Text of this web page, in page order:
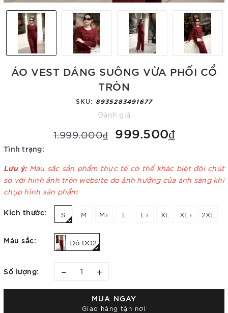
ÁO VEST DÁNG SUÔNG VỪA PHỐI CỔ
TRÒN
SKU: 8935283491677
Đánh giá
1.999.000₫ 999.500₫
Tình trạng:
Lưu ý: Màu sắc sản phẩm thực tế có thể khác biệt đôi chút
so với hình ảnh trên website do ảnh hưởng của ánh sáng khi
chụp hình sản phẩm
Kích thước: S M M+ L L+ XL XL+ 2XL
Màu sắc: Đỏ DO2
Số lượng: – +
MUA NGAY
Giao hàng tận nơi